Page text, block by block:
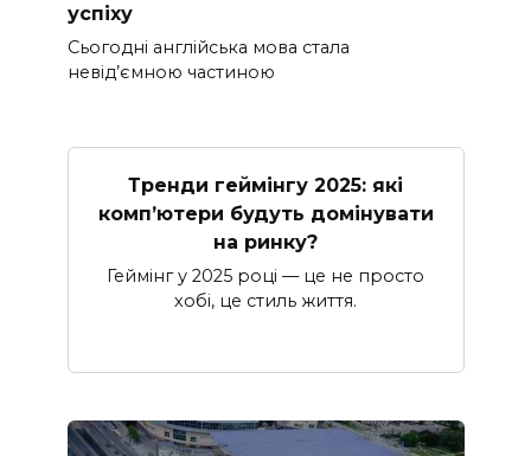
успіху
Сьогодні англійська мова стала
невід’ємною частиною
Тренди геймінгу 2025: які
комп’ютери будуть домінувати
на ринку?
Геймінг у 2025 році — це не просто
хобі, це стиль життя.